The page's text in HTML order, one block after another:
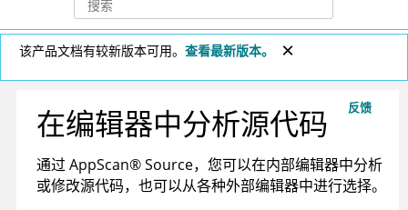
该产品文档有较新版本可用。 查看最新版本。
反馈
在编辑器中分析源代码
通过AppScan®Source，您可以在内部编辑器中分析
或修改源代码，也可以从各种外部编辑器中进行选择。